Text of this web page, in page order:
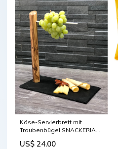
Käse-Servierbrett mit
Traubenbügel SNACKERIA
US$ 24.00